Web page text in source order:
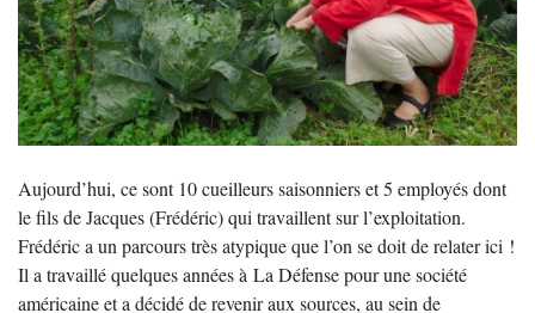
Aujourd’hui, ce sont 10 cueilleurs saisonniers et 5 employés dont
le fils de Jacques (Frédéric) qui travaillent sur l’exploitation.
Frédéric a un parcours très atypique que l’on se doit de relater ici !
Il a travaillé quelques années à La Défense pour une société
américaine et a décidé de revenir aux sources, au sein de